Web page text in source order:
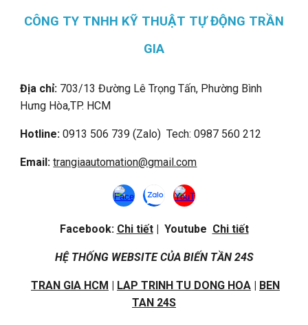
CÔNG TY TNHH KỸ THUẬT TỰ ĐỘNG TRẦN
GIA
Địa chỉ: 703/13 Đường Lê Trọng Tấn, Phường Bình
Hưng Hòa,TP. HCM
Hotline: 0913 506 739 (Zalo) Tech: 0987 560 212
Email:trangiaautomation@gmail.com
Facebook: Chi tiết| Youtube Chi tiết
HỆ THỐNG WEBSITE CỦA BIẾN TẦN 24S
TRAN GIA HCM | LAP TRINH TU DONG HOA | BEN
TAN 24S